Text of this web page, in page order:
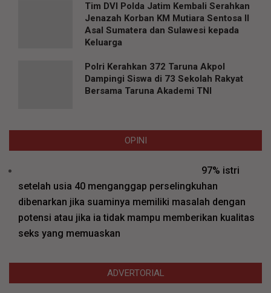
Tim DVI Polda Jatim Kembali Serahkan
Jenazah Korban KM Mutiara Sentosa II
Asal Sumatera dan Sulawesi kepada
Keluarga
Polri Kerahkan 372 Taruna Akpol
Dampingi Siswa di 73 Sekolah Rakyat
Bersama Taruna Akademi TNI
OPINI
97% istri
setelah usia 40 menganggap perselingkuhan
dibenarkan jika suaminya memiliki masalah dengan
potensi atau jika ia tidak mampu memberikan kualitas
seks yang memuaskan
ADVERTORIAL